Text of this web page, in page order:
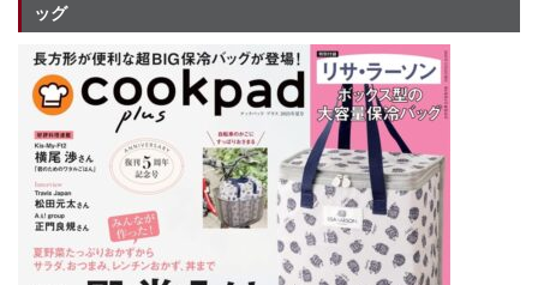
ッグ